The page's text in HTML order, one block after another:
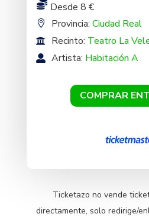
Desde 8 €
Provincia: Ciudad Real
Recinto: Teatro La
Artista: Habitación A
COMPRAR
Ticketazo no vende
directamente, solo redirige/